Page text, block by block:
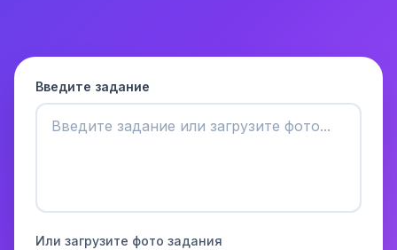
Введите задание
Или загрузите фото задания